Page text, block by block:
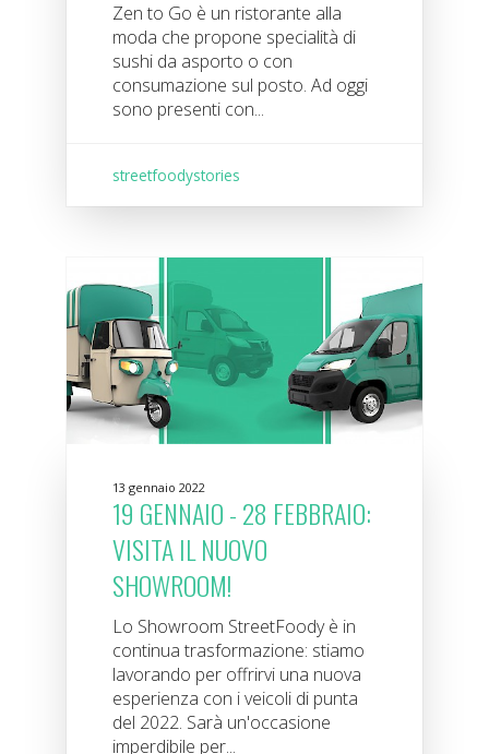
Zen to Go è un ristorante alla
moda che propone specialità di
sushi da asporto o con
consumazione sul posto. Ad oggi
sono presenti con...
streetfoodystories
13 gennaio 2022
19 GENNAIO - 28 FEBBRAIO:
VISITA IL NUOVO
SHOWROOM!
Lo Showroom StreetFoody è in
continua trasformazione: stiamo
lavorando per offrirvi una nuova
esperienza con i veicoli di punta
del 2022. Sarà un'occasione
imperdibile per...